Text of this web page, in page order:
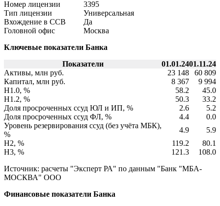
Номер лицензии
3395
Тип лицензии
Универсальная
Вхождение в ССВ
Да
Головной офис
Москва
Ключевые показатели Банка
Показатели
01.01.2401.11.24
Активы, млн руб.
23 148
60 809
Капитал, млн руб.
8 367
9 994
Н1.0, %
58.2
45.0
Н1.2, %
50.3
33.2
Доля просроченных ссуд ЮЛ и ИП, %
2.6
5.2
Доля просроченных ссуд ФЛ, %
4.4
0.0
Уровень резервирования ссуд (без учёта МБК),
%
4.9
5.9
Н2, %
119.2
80.1
Н3, %
121.3
108.0
Источник: расчеты "Эксперт РА" по данным "Банк "МБА-
МОСКВА" ООО
Финансовые показатели Банка